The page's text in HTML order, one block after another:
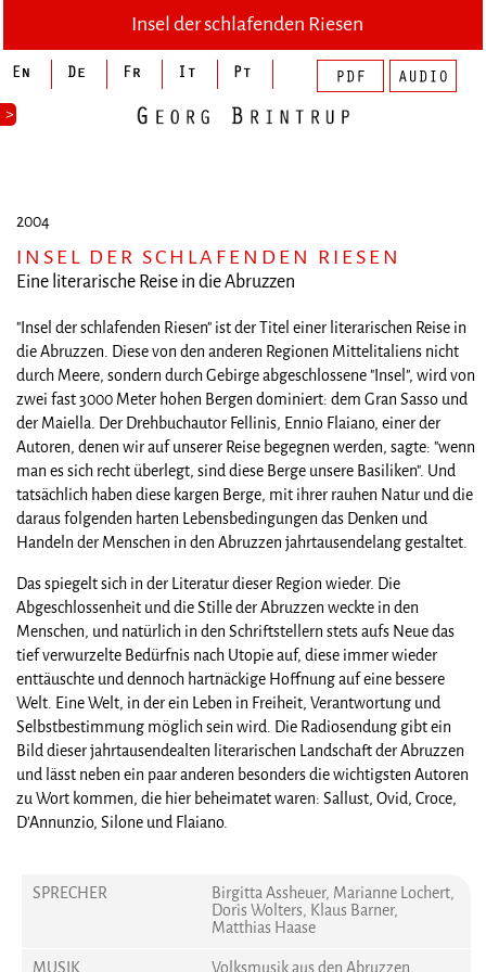
>
Insel der schlafenden Riesen
2004
INSEL DER SCHLAFENDEN RIESEN
Eine literarische Reise in die Abruzzen
"Insel der schlafenden Riesen" ist der Titel einer literarischen Reise in
die Abruzzen. Diese von den anderen Regionen Mittelitaliens nicht
durch Meere, sondern durch Gebirge abgeschlossene "Insel", wird von
zwei fast 3000 Meter hohen Bergen dominiert: dem Gran Sasso und
der Maiella. Der Drehbuchautor Fellinis, Ennio Flaiano, einer der
Autoren, denen wir auf unserer Reise begegnen werden, sagte: "wenn
man es sich recht überlegt, sind diese Berge unsere Basiliken". Und
tatsächlich haben diese kargen Berge, mit ihrer rauhen Natur und die
daraus folgenden harten Lebensbedingungen das Denken und
Handeln der Menschen in den Abruzzen jahrtausendelang gestaltet.
Das spiegelt sich in der Literatur dieser Region wieder. Die
Abgeschlossenheit und die Stille der Abruzzen weckte in den
Menschen, und natürlich in den Schriftstellern stets aufs Neue das
tief verwurzelte Bedürfnis nach Utopie auf, diese immer wieder
enttäuschte und dennoch hartnäckige Hoffnung auf eine bessere
Welt. Eine Welt, in der ein Leben in Freiheit, Verantwortung und
Selbstbestimmung möglich sein wird. Die Radiosendung gibt ein
Bild dieser jahrtausendealten literarischen Landschaft der Abruzzen
und lässt neben ein paar anderen besonders die wichtigsten Autoren
zu Wort kommen, die hier beheimatet waren: Sallust, Ovid, Croce,
D'Annunzio, Silone und Flaiano.
SPRECHER
Birgitta Assheuer, Marianne Lochert,
Doris Wolters, Klaus Barner,
Matthias Haase